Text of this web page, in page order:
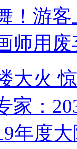
！游客
师用
大火
家：
年度